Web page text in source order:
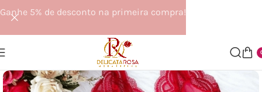
Ganhe 5% de desconto na primeira compra!